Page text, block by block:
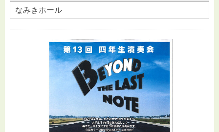
なみきホール